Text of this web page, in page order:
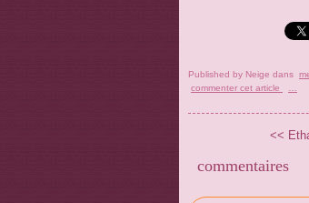
Published by Neige dans
commenter cet article
<<
commentaires